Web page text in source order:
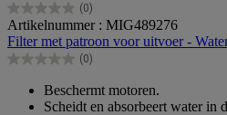
(0)
0.0
van
de
5
Artikelnummer : MIG489276
Filter met patroon voor uitvoer -
(0)
0.0
Beschermt motoren.
Scheidt en absorbeert water in